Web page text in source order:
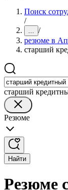
Поиск
/
... /
резюме в
старший
старший
Резюме
Найти
Резюме